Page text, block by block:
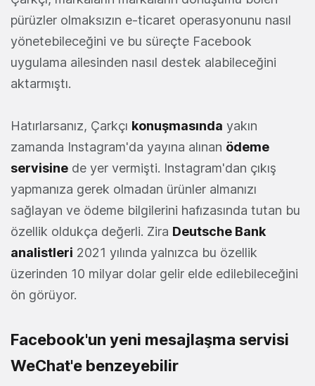
pürüzler olmaksızın e-ticaret operasyonunu nasıl
yönetebileceğini ve bu süreçte Facebook
uygulama ailesinden nasıl destek alabileceğini
aktarmıştı.
Hatırlarsanız, Çarkçı konuşmasında yakın
zamanda Instagram'da yayına alınan ödeme
servisine de yer vermişti. Instagram'dan çıkış
yapmanıza gerek olmadan ürünler almanızı
sağlayan ve ödeme bilgilerini hafızasında tutan bu
özellik oldukça değerli. Zira Deutsche Bank
analistleri 2021 yılında yalnızca bu özellik
üzerinden 10 milyar dolar gelir elde edilebileceğini
ön görüyor.
Facebook'un yeni mesajlaşma servisi
WeChat'e benzeyebilir